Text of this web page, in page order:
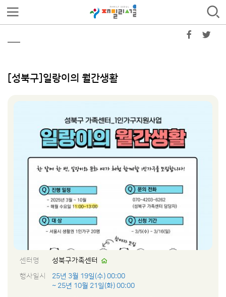
[성북구]일랑이의 월간생활
센터명
성북구가족센터
행사일시
25년 3월 19일(수) 00:00
~ 25년 10월 21일(화) 00:00